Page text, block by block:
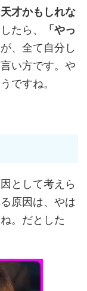
天才かもしれな
たら、
「やっ
、全て自分し
い方です。や
ですね。
として考えら
原因は、やは
。だとした